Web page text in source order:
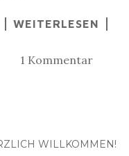
WEITERLESEN
1 Kommentar
WILLKOMMEN!